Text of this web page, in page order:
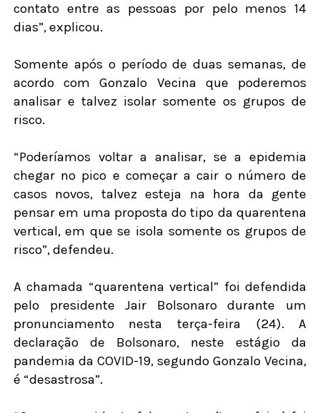
contato entre as pessoas por pelo menos 14
dias”, explicou.
Somente após o período de duas semanas, de
acordo com Gonzalo Vecina que poderemos
analisar e talvez isolar somente os grupos de
risco.
“Poderíamos voltar a analisar, se a epidemia
chegar no pico e começar a cair o número de
casos novos, talvez esteja na hora da gente
pensar em uma proposta do tipo da quarentena
vertical, em que se isola somente os grupos de
risco”, defendeu.
A chamada “quarentena vertical” foi defendida
pelo presidente Jair Bolsonaro durante um
pronunciamento nesta terça-feira (24). A
declaração de Bolsonaro, neste estágio da
pandemia da COVID-19, segundo Gonzalo Vecina,
é “desastrosa”.